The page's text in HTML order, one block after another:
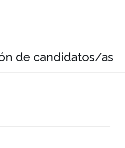
de candidatos/as